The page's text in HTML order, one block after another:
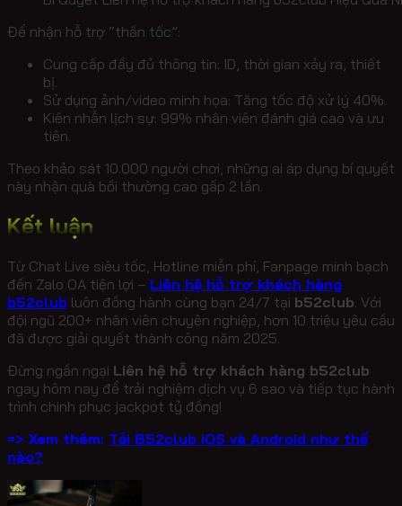
Để nhận hỗ trợ “thần tốc”:
Cung cấp đầy đủ thông tin: ID, thời gian xảy ra, thiết
bị.
Sử dụng ảnh/video minh họa: Tăng tốc độ xử lý 40%.
Kiên nhẫn lịch sự: 99% nhân viên đánh giá cao và ưu
tiên.
Theo khảo sát 10.000 người chơi, những ai áp dụng bí quyết
này nhận quà bồi thường cao gấp 2 lần.
Kết luận
Từ Chat Live siêu tốc, Hotline miễn phí, Fanpage minh bạch
đến Zalo OA tiện lợi – Liên hệ hỗ trợ khách hàng
b52club luôn đồng hành cùng bạn 24/7 tại b52club. Với
đội ngũ 200+ nhân viên chuyên nghiệp, hơn 10 triệu yêu cầu
đã được giải quyết thành công năm 2025.
Đừng ngần ngại Liên hệ hỗ trợ khách hàng b52club
ngay hôm nay để trải nghiệm dịch vụ 6 sao và tiếp tục hành
trình chinh phục jackpot tỷ đồng!
=> Xem thêm: Tải B52club iOS và Android như thế
nào?